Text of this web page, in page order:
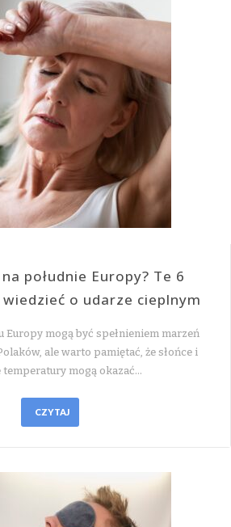
południe Europy? Te 6
o udarze cieplnym
Europy mogą być spełnieniem marzeń
ale warto pamiętać, że słońce i
mogą okazać…
CZYTAJ